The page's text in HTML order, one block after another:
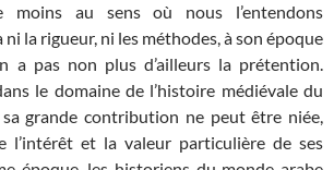
moins au sens où nous l’entendons
ni la rigueur, ni les méthodes, à son époque
a pas non plus d’ailleurs la prétention.
le domaine de l’histoire médiévale du
grande contribution ne peut être niée,
l’intérêt et la valeur particulière de ses